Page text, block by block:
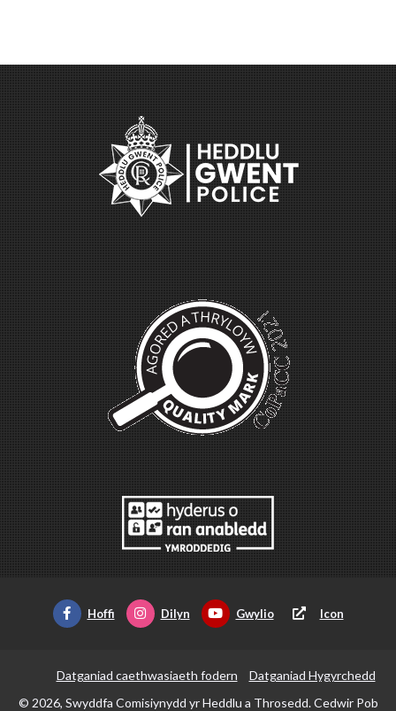
Hoffi Dilyn Gwylio Icon
Datganiad caethwasiaeth fodern
Datganiad Hygyrchedd
© 2026, Swyddfa Comisiynydd yr Heddlu a Throsedd. Cedwir Pob